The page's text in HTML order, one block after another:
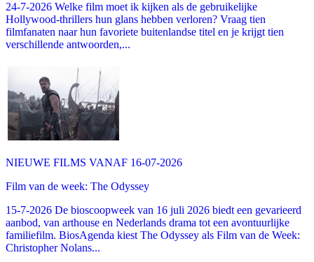
24-7-2026 Welke film moet ik kijken als de gebruikelijke
Hollywood-thrillers hun glans hebben verloren? Vraag tien
filmfanaten naar hun favoriete buitenlandse titel en je krijgt tien
verschillende antwoorden,...
NIEUWE FILMS VANAF 16-07-2026
Film van de week: The Odyssey
15-7-2026 De bioscoopweek van 16 juli 2026 biedt een gevarieerd
aanbod, van arthouse en Nederlands drama tot een avontuurlijke
familiefilm. BiosAgenda kiest The Odyssey als Film van de Week:
Christopher Nolans...